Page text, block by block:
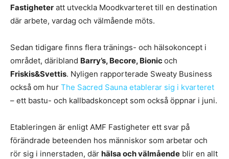
Fastigheter att utveckla Moodkvarteret till en destination
där arbete, vardag och välmående möts.
Sedan tidigare finns flera tränings- och hälsokoncept i
området, däribland Barry’s, Becore, Bionicoch
Friskis&Svettis. Nyligen rapporterade Sweaty Business
också om hur The Sacred Sauna etablerar sig i kvarteret
– ett bastu- och kallbadskoncept som också öppnar i juni.
Etableringen är enligt AMF Fastigheter ett svar på
förändrade beteenden hos människor som arbetar och
rör sig i innerstaden, där hälsa och välmående blir en allt